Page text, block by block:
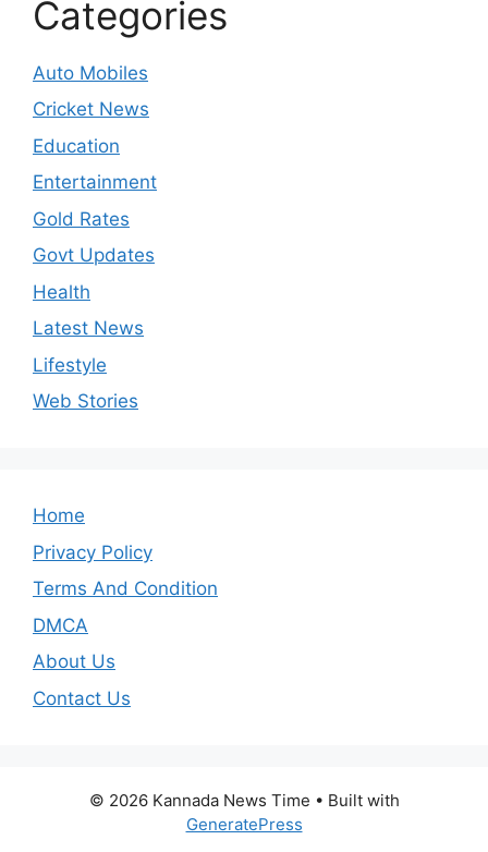
Categories
Auto Mobiles
Cricket News
Education
Entertainment
Gold Rates
Govt Updates
Health
Latest News
Lifestyle
Web Stories
Home
Privacy Policy
Terms And Condition
DMCA
About Us
Contact Us
© 2026 Kannada News Time • Built with
GeneratePress